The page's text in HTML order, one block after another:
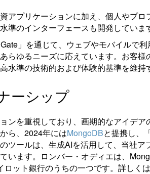
アプリケーションに加え、個人やプ
準のインターフェースも開発していま
」を通じて、ウェブやモバイルで
らゆるニーズに応えています。お客
水準の技術的および体験的基準を維持
ーシップ
ンを重視しており、画期的なアイデ
ら、2024年にはMongoDBと提携し、
ツールは、生成AIを活用して、当社
います。ロンバー・オディエは、
ット銀行のうちの一つです。詳しく